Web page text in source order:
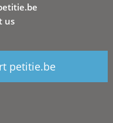
us
petitie.be